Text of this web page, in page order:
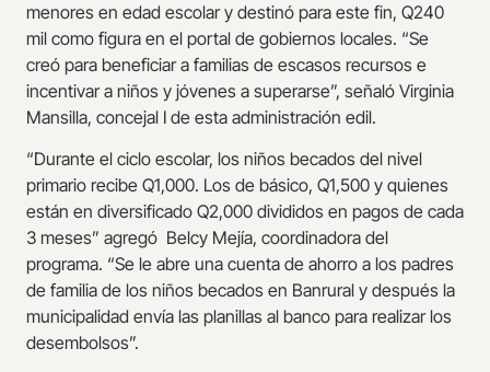
menores en edad escolar y destinó para este fin, Q240
mil como figura en el portal de gobiernos locales. “Se
creó para beneficiar a familias de escasos recursos e
incentivar a niños y jóvenes a superarse”, señaló Virginia
Mansilla, concejal I de esta administración edil.
“Durante el ciclo escolar, los niños becados del nivel
primario recibe Q1,000. Los de básico, Q1,500 y quienes
están en diversificado Q2,000 divididos en pagos de cada
3 meses” agregó Belcy Mejía, coordinadora del
programa. “Se le abre una cuenta de ahorro a los padres
de familia de los niños becados en Banrural y después la
municipalidad envía las planillas al banco para realizar los
desembolsos”.